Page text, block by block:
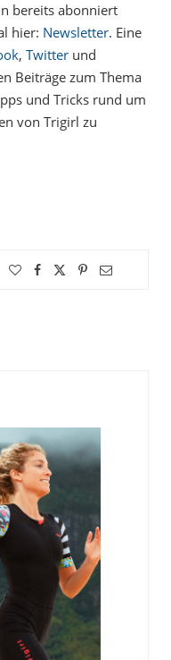
bereits abonniert
hier: Newsletter. Eine
, Twitter und
Beiträge zum Thema
und Tricks rund um
von Trigirl zu